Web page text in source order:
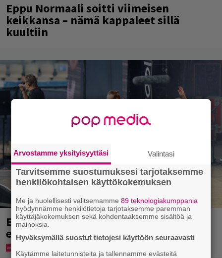
Eppu Normaali soitti viimeisen
keikkansa – nämä kappaleet sillä
kuultiin
Eppu Normaalin viimeinen konsertti
esitetään Ylellä
Arvostamme yksityisyyttäsi Valintasi
Tarvitsemme suostumuksesi tarjotaksemme
henkilökohtaisen käyttökokemuksen
Me ja huolellisesti valitsemamme89 teknologiakumppania
hyödynnämme henkilötietoja tarjotaksemme paremman
käyttäjäkokemuksen sekä kohdentaaksemme sisältöä ja
mainoksia.
Hyväksymällä suostut tietojesi käyttöön seuraavasti
Käytämme laitetunnisteita ja tallennamme evästeitä